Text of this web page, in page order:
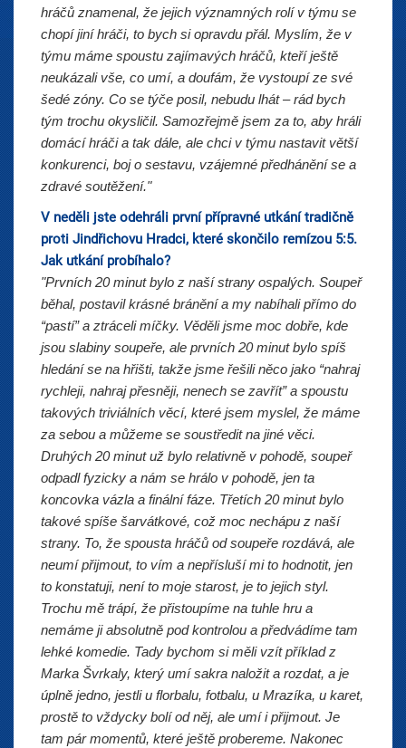
hráčů znamenal, že jejich významných rolí v týmu se
chopí jiní hráči, to bych si opravdu přál. Myslím, že v
týmu máme spoustu zajímavých hráčů, kteří ještě
neukázali vše, co umí, a doufám, že vystoupí ze své
šedé zóny. Co se týče posil, nebudu lhát – rád bych
tým trochu okysličil. Samozřejmě jsem za to, aby hráli
domácí hráči a tak dále, ale chci v týmu nastavit větší
konkurenci, boj o sestavu, vzájemné předhánění se a
zdravé soutěžení."
V neděli jste odehráli první přípravné utkání tradičně
proti Jindřichovu Hradci, které skončilo remízou 5:5.
Jak utkání probíhalo?
"Prvních 20 minut bylo z naší strany ospalých. Soupeř
běhal, postavil krásné bránění a my nabíhali přímo do
“pastí” a ztráceli míčky. Věděli jsme moc dobře, kde
jsou slabiny soupeře, ale prvních 20 minut bylo spíš
hledání se na hřišti, takže jsme řešili něco jako “nahraj
rychleji, nahraj přesněji, nenech se zavřít” a spoustu
takových triviálních věcí, které jsem myslel, že máme
za sebou a můžeme se soustředit na jiné věci.
Druhých 20 minut už bylo relativně v pohodě, soupeř
odpadl fyzicky a nám se hrálo v pohodě, jen ta
koncovka vázla a finální fáze. Třetích 20 minut bylo
takové spíše šarvátkové, což moc nechápu z naší
strany. To, že spousta hráčů od soupeře rozdává, ale
neumí přijmout, to vím a nepřísluší mi to hodnotit, jen
to konstatuji, není to moje starost, je to jejich styl.
Trochu mě trápí, že přistoupíme na tuhle hru a
nemáme ji absolutně pod kontrolou a předvádíme tam
lehké komedie. Tady bychom si měli vzít příklad z
Marka Švrkaly, který umí sakra naložit a rozdat, a je
úplně jedno, jestli u florbalu, fotbalu, u Mrazíka, u karet,
prostě to vždycky bolí od něj, ale umí i přijmout. Je
tam pár momentů, které ještě probereme. Nakonec